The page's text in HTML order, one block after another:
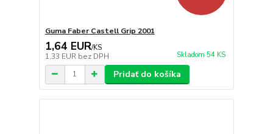
Guma Faber Castell Grip 2001
1,64 EUR/KS
1,33 EUR bez DPH Skladom 54 KS
Pridať do košíka